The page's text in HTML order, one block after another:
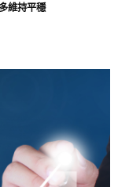
維持平穩